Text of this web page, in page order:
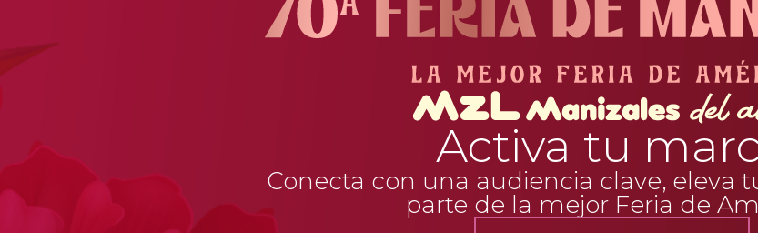
Activa tu
Conecta con una audiencia clave, eleva
parte de la mejor Feria de